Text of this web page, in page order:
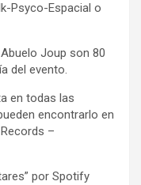
Psyco-Espacial o
Joup son 80
del evento.
en todas las
encontrarlo en
–
por Spotify